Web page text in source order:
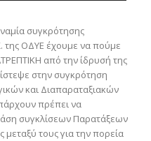
συγκρότησης
της ΟΔΥΕ έχουμε να πούμε
από την ίδρυσή της
στην συγκρότηση
και Διαπαραταξιακών
πρέπει να
συγκλίσεων Παρατάξεων
μεταξύ τους για την πορεία